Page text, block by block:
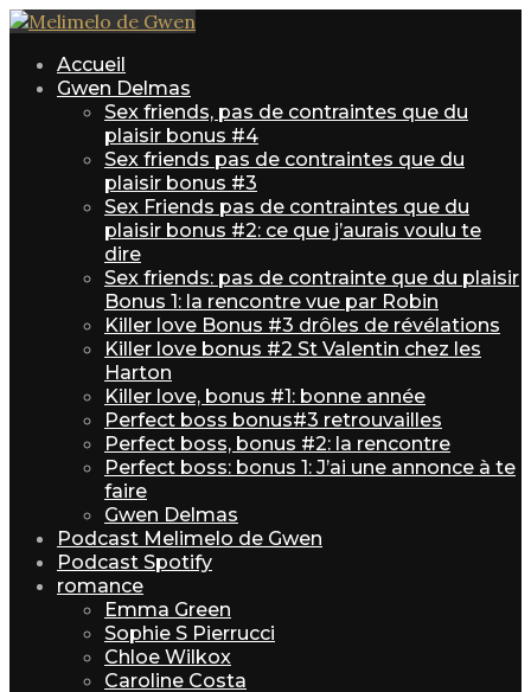
Accueil
Gwen Delmas
Sex friends, pas de contraintes que du
plaisir bonus #4
Sex friends pas de contraintes que du
plaisir bonus #3
Sex Friends pas de contraintes que du
plaisir bonus #2: ce que j’aurais voulu te
dire
Sex friends: pas de contrainte que du plaisir
Bonus 1: la rencontre vue par Robin
Killer love Bonus #3 drôles de révélations
Killer love bonus #2 St Valentin chez les
Harton
Killer love, bonus #1: bonne année
Perfect boss bonus#3 retrouvailles
Perfect boss, bonus #2: la rencontre
Perfect boss: bonus 1: J’ai une annonce à te
faire
Gwen Delmas
Podcast Melimelo de Gwen
Podcast Spotify
romance
Emma Green
Sophie S Pierrucci
Chloe Wilkox
Caroline Costa